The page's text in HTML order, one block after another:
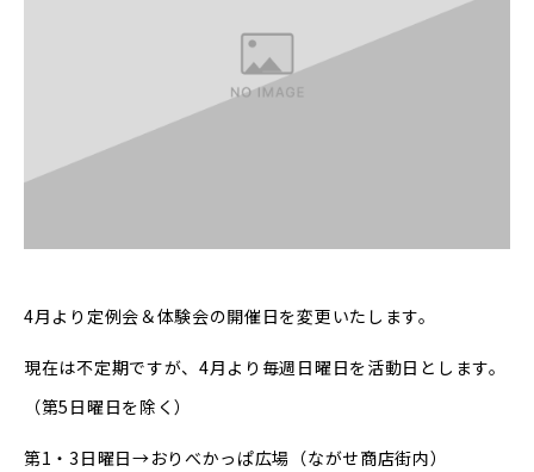
4月より定例会＆体験会の開催日を変更いたします。
現在は不定期ですが、4月より毎週日曜日を活動日とします。
（第5日曜日を除く）
第1・3日曜日→おりべかっぱ広場（ながせ商店街内）